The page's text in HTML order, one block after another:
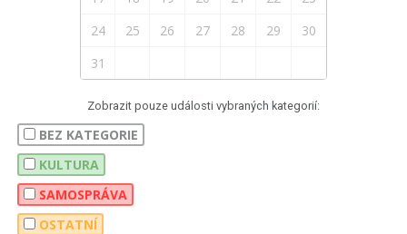
24
25 26 27 28 29
30
31
Zobrazit pouze události vybraných kategorií:
BEZ KATEGORIE
KULTURA
SAMOSPRÁVA
OSTATNÍ